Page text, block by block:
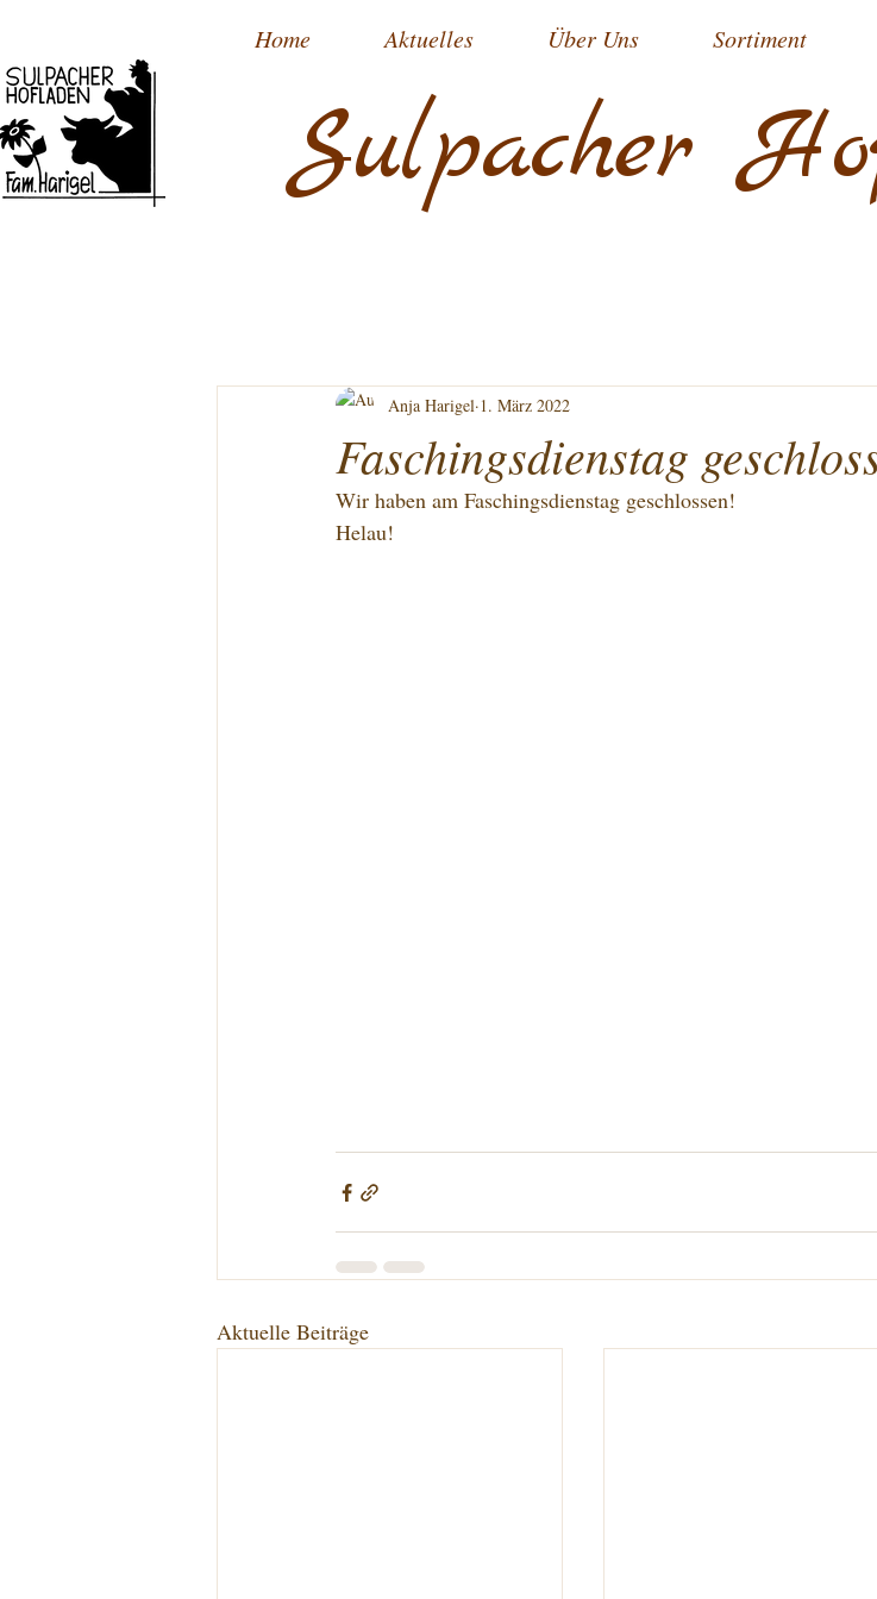
Sulpacher
Home Aktuelles Über Uns Sortiment
Faschingsdienstag
Anja Harigel 1. März 2022
Wir haben am Faschingsdienstag geschlossen!
Helau!
Aktuelle Beiträge